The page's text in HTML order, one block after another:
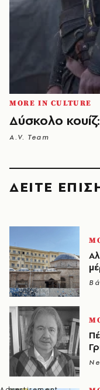
MORE IN CULTURE
Δύσκολο
A.V. Team
ΔΕΙΤΕ